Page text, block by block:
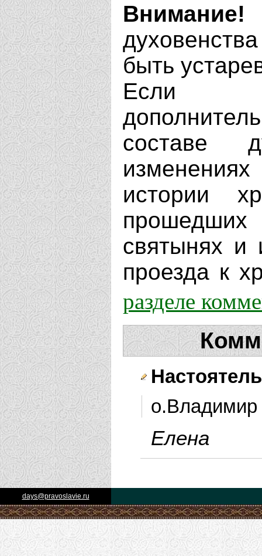
Внимание!
быть
Если
составе
истории
святынях и
проезда к
разделе
о.Владимир
Елена
days@pravoslavie.ru